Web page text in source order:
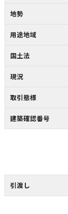
地勢
用途地域
国土法
現況
取引態様
建築確認番号
引渡し